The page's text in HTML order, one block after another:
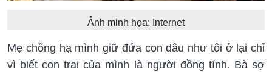
Ảnh minh họa: Internet
Mẹ chồng hạ mình giữ đứa con dâu như tôi ở lại chỉ
vì biết con trai của mình là người đồng tính. Bà sợ